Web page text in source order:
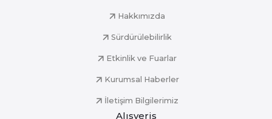
Hakkımızda
Sürdürülebilirlik
Etkinlik ve Fuarlar
Kurumsal Haberler
İletişim Bilgilerimiz
Alışveriş